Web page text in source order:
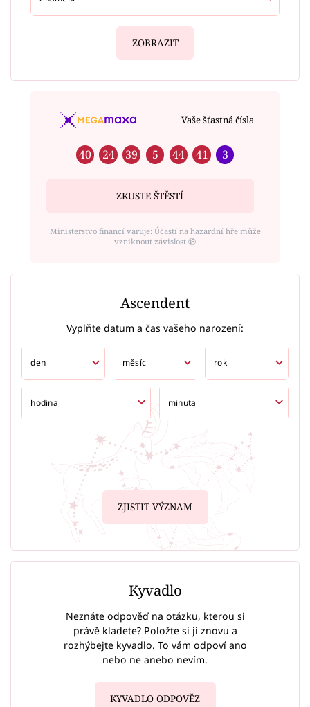
ZOBRAZIT
Vaše šťastná čísla
40 24 39 5 44 41 3
ZKUSTE ŠTĚSTÍ
Ministerstvo financí varuje: Účastí na hazardní hře může
vzniknout závislost ⑱
Ascendent
Vyplňte datum a čas vašeho narození:
ZJISTIT VÝZNAM
Kyvadlo
Neznáte odpověď na otázku, kterou si
právě kladete? Položte si ji znovu a
rozhýbejte kyvadlo. To vám odpoví ano
nebo ne anebo nevím.
KYVADLO ODPOVĚZ